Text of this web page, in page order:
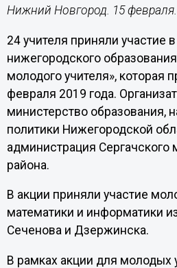
Нижний Новгород. 15
24 учителя приняли участие
нижегородского
молодого учителя», которая
февраля 2019 года.
министерство образования,
политики Нижегородской
администрация Сергачского
района.
В акции приняли участие
математики и информатики
Сеченова и Дзержинска.
В рамках акции для молодых